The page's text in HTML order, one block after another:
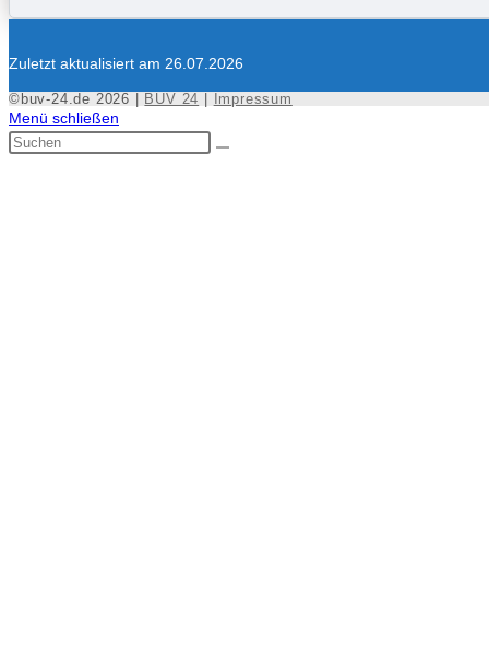
Zuletzt aktualisiert am 26.07.2026
©buv-24.de 2026 | BUV 24 Impressum
Menü schließen